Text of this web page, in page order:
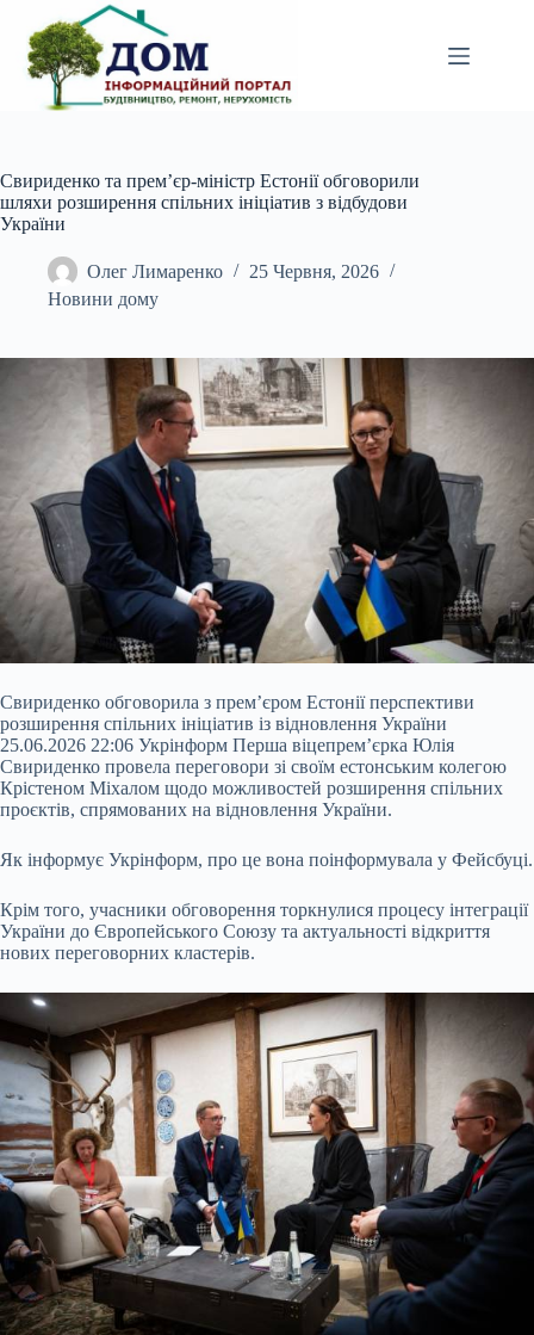
вмісту
Свириденко та прем’єр-міністр Естонії обговорили
шляхи розширення спільних ініціатив з відбудови
України
Олег Лимаренко
25 Червня, 2026
Новини дому
Свириденко обговорила з прем’єром Естонії перспективи
розширення спільних ініціатив із відновлення України
25.06.2026 22:06 Укрінформ Перша віцепрем’єрка Юлія
Свириденко провела переговори зі своїм естонським колегою
Крістеном Міхалом щодо можливостей розширення спільних
проєктів, спрямованих на відновлення України.
Як інформує Укрінформ, про це вона поінформувала у Фейсбуці.
Крім того, учасники обговорення торкнулися процесу інтеграції
України до Європейського Союзу та актуальності відкриття
нових переговорних кластерів.